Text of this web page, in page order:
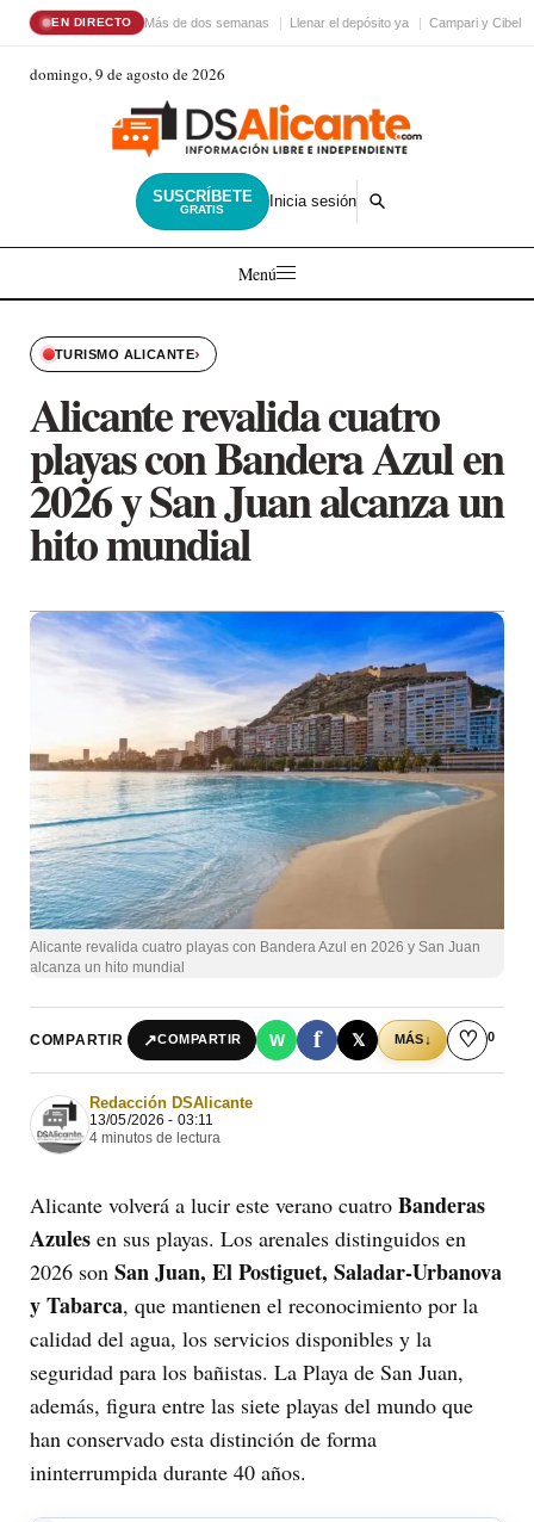
EN DIRECTO Más de dos semanas Llenar el depósito ya Campari y
domingo, 9 de agosto de 2026
SUSCRÍBETE
GRATIS Inicia sesión
Menú
TURISMO ALICANTE›
Alicante revalida cuatro
playas con Bandera Azul en
2026 y San Juan alcanza un
hito mundial
Alicante revalida cuatro playas con Bandera Azul en 2026 y San Juan
alcanza un hito mundial
COMPARTIR ↗COMPARTIR W f 𝕏 MÁS↓ ♡ 0
Redacción DSAlicante
13/05/2026 - 03:11
4 minutos de lectura
Alicante volverá a lucir este verano cuatro Banderas
Azules en sus playas. Los arenales distinguidos en
2026 son San Juan, El Postiguet, Saladar-Urbanova
y Tabarca, que mantienen el reconocimiento por la
calidad del agua, los servicios disponibles y la
seguridad para los bañistas. La Playa de San Juan,
además, figura entre las siete playas del mundo que
han conservado esta distinción de forma
ininterrumpida durante 40 años.